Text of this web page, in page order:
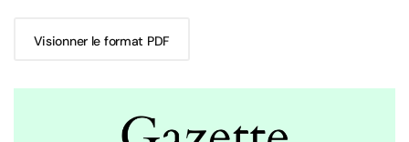
Visionner le format PDF